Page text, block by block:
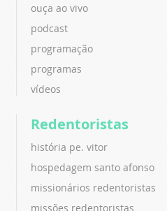
ouça ao vivo
podcast
programação
programas
vídeos
Redentoristas
história pe. vitor
hospedagem santo afonso
missionários redentoristas
missões redentoristas